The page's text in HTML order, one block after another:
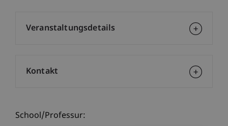
School/Professur:
Veranstaltungsdetails
Kontakt